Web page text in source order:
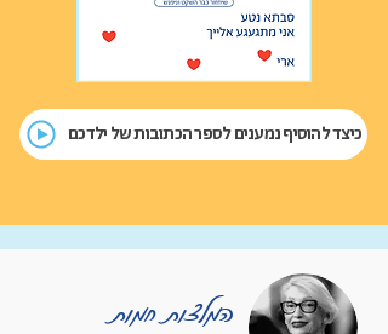
כיצד להוסיף נמענים לספר הכתובות של ילדכם
המלצות חמות